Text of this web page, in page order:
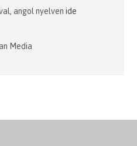
angol nyelven ide
Media